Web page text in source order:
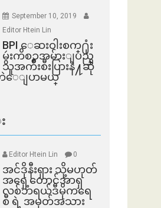
September 10, 2019
Editor Htein Lin
BPI ​ေဆးဝါးစက္​႐ုံး
မွဴးကိစၥအမ်ားျပည္​
သူအက်ိဳးစီးပြားနဲ႔ဆို
ဘဲေျပာမယ္​
Editor Htein Lin 0
အင်ဒိုနီးရှား သို့မဟုတ်
အရှေ့တောင်အာရှ
လစ်ဘရယ်ဒီမိုကရေ
စီ ရဲ့ အမှတ်အသား